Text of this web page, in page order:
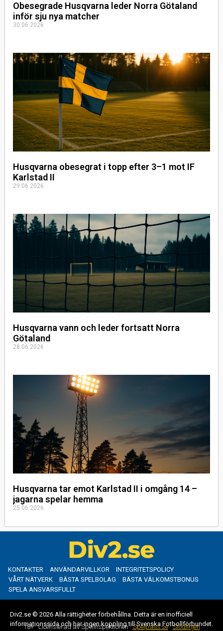
Obesegrade Husqvarna leder Norra Götaland
inför sju nya matcher
30.06.2026
Husqvarna obesegrat i topp efter 3–1 mot IF
Karlstad II
29.06.2026
Husqvarna vann och leder fortsatt Norra
Götaland
28.06.2026
Husqvarna tar emot Karlstad II i omgång 14 –
jagarna spelar hemma
25.06.2026
KONTAKTER ANVÄNDARVILLKOR
INTEGRITETSPOLICY
VÅRT NÄTVERK
BÄSTA SPELBOLAG
BÄSTA VÄLKOMSTBONUS
SPELA ANSVARSFULLT
Div2.se © 2026 Alla rättigheter förbehållna. Detta är en inofficiell
informationssida och har ingen koppling till Svenska Fotbollförbundet.
18+ · Licensierad av Spelinspektionen ·Spelpaus.se·Stödlinjen